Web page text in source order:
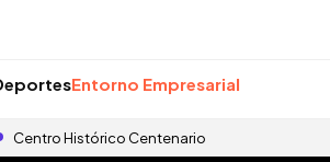
Entorno Empresarial
Centro Histórico Centenario